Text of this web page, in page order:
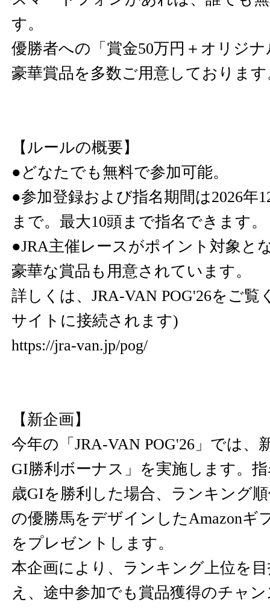
す。
優勝者への「賞金50万円＋オリジ
豪華賞品を多数ご用意しておりま
【ルールの概要】
●どなたでも無料で参加可能。
●参加登録および指名期間は2026年
まで。最大10頭まで指名できます。
●JRA主催レースがポイント対象と
豪華な賞品も用意されています。
詳しくは、JRA-VAN POG'26をご
サイトに接続されます)
https://jra-van.jp/pog/
【新企画】
今年の「JRA-VAN POG'26」では、
GI勝利ボーナス」を実施します。
歳GIを勝利した場合、ランキング
の優勝馬をデザインしたAmazonギ
をプレゼントします。
本企画により、ランキング上位を
え、途中参加でも賞品獲得のチャ